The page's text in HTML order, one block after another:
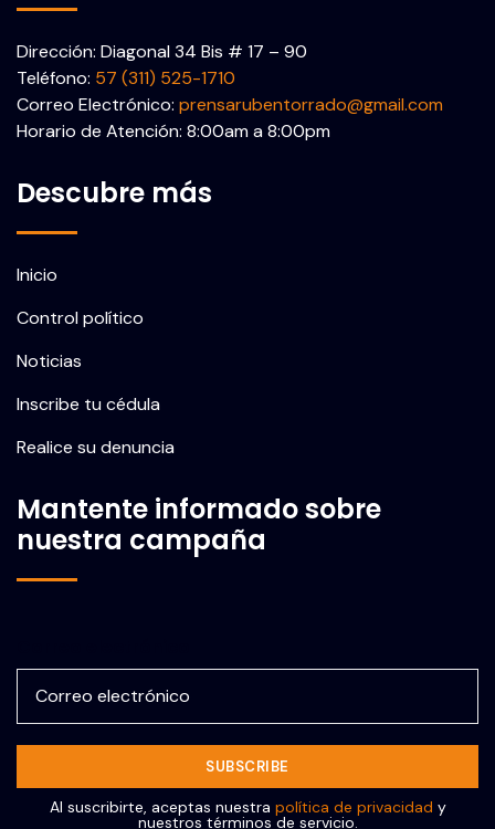
Dirección: Diagonal 34 Bis # 17 – 90
Teléfono: 57 (311) 525-1710
Correo Electrónico: prensarubentorrado@gmail.com
Horario de Atención: 8:00am a 8:00pm
Descubre más
Inicio
Control político
Noticias
Inscribe tu cédula
Realice su denuncia
Mantente informado sobre
nuestra campaña
Al suscribirte, aceptas nuestra política de privacidad y
nuestros términos de servicio.